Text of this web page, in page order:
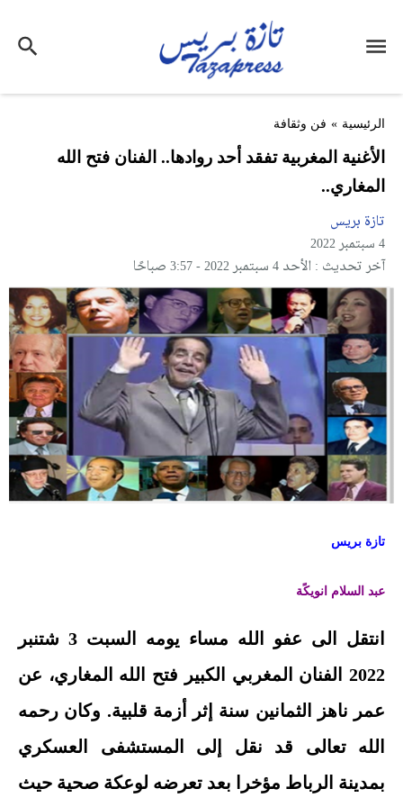
الرئيسية » فن وثقافة
الأغنية المغربية تفقد أحد روادها.. الفنان فتح الله
المغاري..
تازة بريس
4 سبتمبر 2022
آخر تحديث : الأحد 4 سبتمبر 2022 - 3:57 صباحًا
تازة بريس
عبد السلام انويكًة
انتقل الى عفو الله مساء يومه السبت 3 شتنبر
2022 الفنان المغربي الكبير فتح الله المغاري، عن
عمر ناهز الثمانين سنة إثر أزمة قلبية. وكان رحمه
الله تعالى قد نقل إلى المستشفى العسكري
بمدينة الرباط مؤخرا بعد تعرضه لوعكة صحية حيث